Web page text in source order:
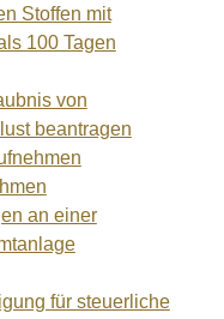
Stoffen mit
100 Tagen
von
beantragen
an einer
für steuerliche